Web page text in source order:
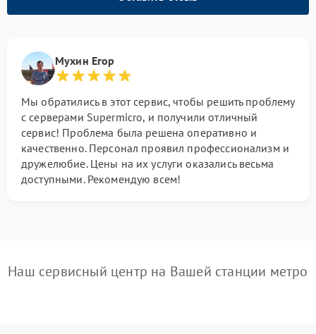
Мухин Егор
Мы обратились в этот сервис, чтобы решить проблему
с серверами Supermicro, и получили отличный
сервис! Проблема была решена оперативно и
качественно. Персонал проявил профессионализм и
дружелюбие. Цены на их услуги оказались весьма
доступными. Рекомендую всем!
Наш сервисный центр на Вашей станции метро